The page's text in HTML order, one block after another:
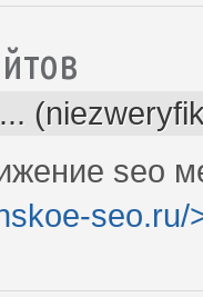
seo
seo.ru/